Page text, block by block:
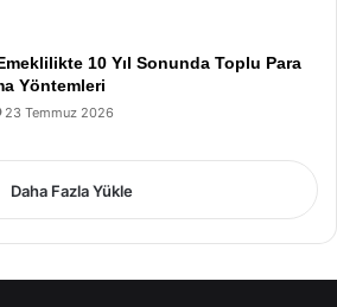
10 Yıl Sonunda Toplu Para
Yöntemleri
23 Temmuz 2026
Daha Fazla Yükle